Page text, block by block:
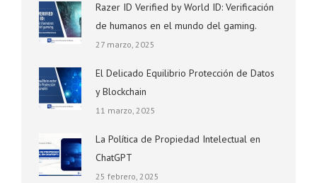
Razer ID Verified by World ID: Verificación
de humanos en el mundo del gaming.
27 marzo, 2025
El Delicado Equilibrio Protección de Datos
y Blockchain
11 marzo, 2025
La Política de Propiedad Intelectual en
ChatGPT
25 febrero, 2025